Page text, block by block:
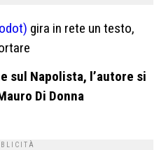
gira in rete un testo,
sul Napolista, l’autore si
Di Donna